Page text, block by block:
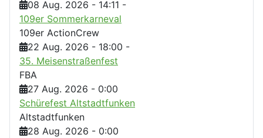
08 Aug. 2026 - 14:11 -
109er Sommerkarneval
109er ActionCrew
22 Aug. 2026 - 18:00 -
35. Meisenstraßenfest
FBA
27 Aug. 2026 - 0:00
Schürefest Altstadtfunken
Altstadtfunken
28 Aug. 2026 - 0:00